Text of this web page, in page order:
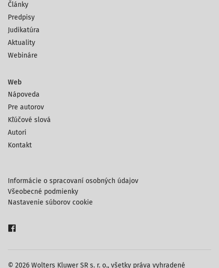
Články
Predpisy
Judikatúra
Aktuality
Webináre
Web
Nápoveda
Pre autorov
Kľúčové slová
Autori
Kontakt
© 2026 Wolters Kluwer SR s. r. o., všetky práva vyhradené
Informácie o spracovaní osobných údajov
Všeobecné podmienky
Nastavenie súborov cookie